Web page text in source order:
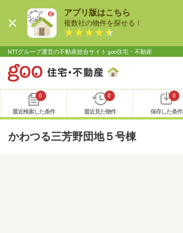
アプリ版はこちら
複数社の物件を探せる！
NTTグループ運営の不動産総合サイト goo住宅・不動産
0
最近検索した条件
0
最近見た物件
0
保存した条件
かわつる三芳野団地５号棟